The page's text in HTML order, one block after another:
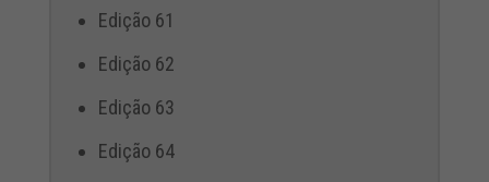
Edição 61
Edição 62
Edição 63
Edição 64